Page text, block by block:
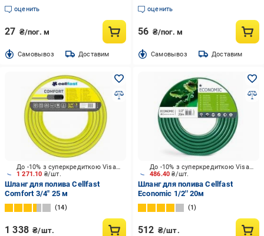
оценить
27 ₴/пог. м
Cамовывоз Доставим
оценить
56 ₴/пог. м
Cамовывоз Доставим
1 271.10 ₴/шт.
До -10% з суперкредиткою Visa Вигода
Шланг для полива Cellfast
Comfort 3/4" 25 м
14
1 338 ₴/шт.
486.40₴/шт.
До -10% з суперкредиткою Visa Вигода
Шланг для полива Cellfast
Economic 1/2'' 20м
1
512 ₴/шт.